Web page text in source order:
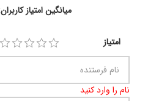
میانگین امتیاز کاربران: 0.0 (0
امتیاز
نام را وارد کنید